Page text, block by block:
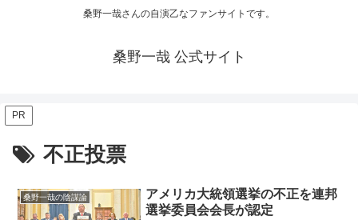
桑野一哉さんの自演乙なファンサイトです。
桑野一哉 公式サイト
PR
不正投票
桑野一哉の陰謀論
アメリカ大統領選挙の不正を連邦
選挙委員会会長が認定